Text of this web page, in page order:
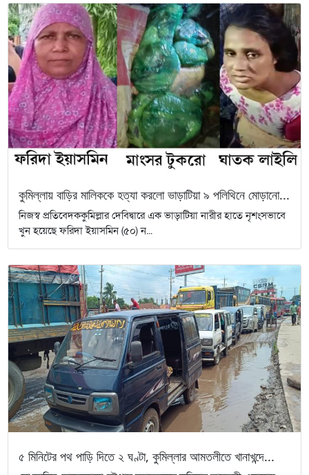
কুমিল্লায় বাড়ির মালিককে হত্যা করলো ভাড়াটিয়া ৯ পলিথিনে মোড়ানো...
নিজস্ব প্রতিবেদককুমিল্লার দেবিদ্বারে এক ভাড়াটিয়া নারীর হাতে নৃশংসভাবে
খুন হয়েছে ফরিদা ইয়াসমিন (৫০) ন...
৫ মিনিটের পথ পাড়ি দিতে ২ ঘণ্টা, কুমিল্লার আমতলীতে খানাখন্দে...